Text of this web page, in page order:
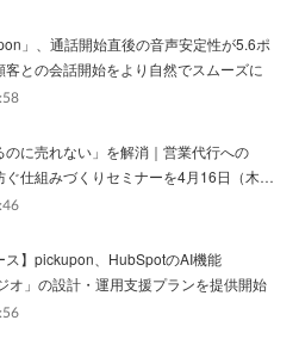
」、通話開始直後の音声安定性が5.6ポ
客との会話開始をより自然でスムーズに
のに売れない」を解消｜営業代行への
ぐ仕組みづくりセミナーを4月16日（木…
ス】pickupon、HubSpotのAI機能
オ」の設計・運用支援プランを提供開始